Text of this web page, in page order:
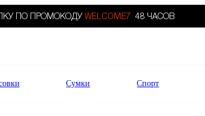
ПО ПРОМОКОДУ WELCOME7. 48 ЧАСОВ
Сумки Спорт